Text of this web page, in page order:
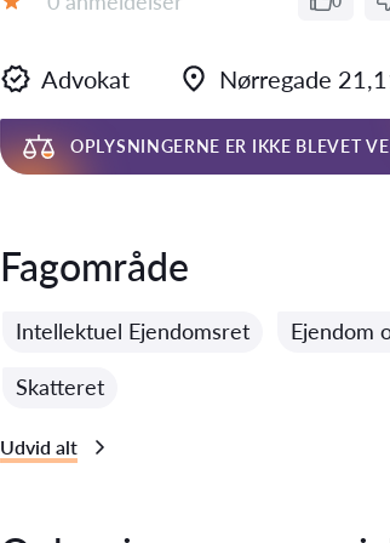
Advokat Nørregade
OPLYSNINGERNE ER IKKE BLEVET
Fagområde
Intellektuel Ejendomsret Ejendom
Skatteret
Udvid alt